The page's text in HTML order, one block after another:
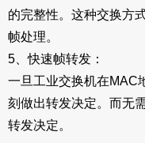
的完整性。这种交换方
帧处理。
5、快速帧转发：
一旦工业交换机在MAC
刻做出转发决定。而无
转发决定。